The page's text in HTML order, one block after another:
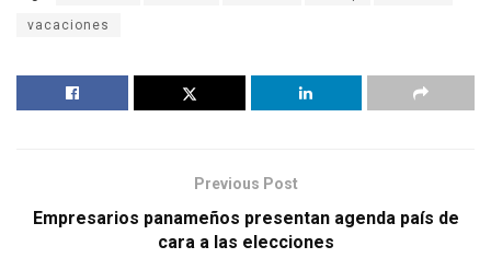
vacaciones
Previous Post
Empresarios panameños presentan agenda país de
cara a las elecciones